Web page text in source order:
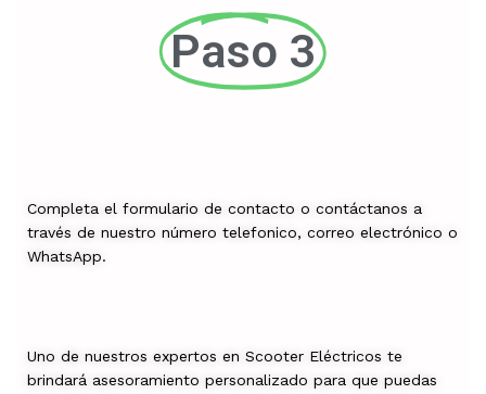
Paso 3
Completa el formulario de contacto o contáctanos a
través de nuestro número telefonico, correo electrónico o
WhatsApp.
Uno de nuestros expertos en Scooter Eléctricos te
brindará asesoramiento personalizado para que puedas